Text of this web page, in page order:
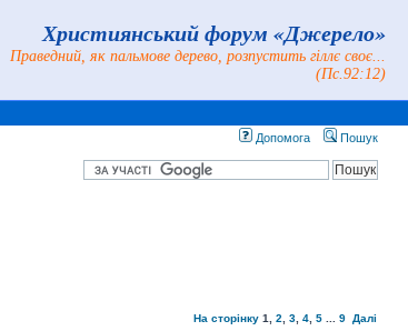
Християнський форум «Джерело»
Праведний, як пальмове дерево, розпустить гіллє своє...
(Пс.92:12)
Допомога Пошук
На сторінку 1 2 3 4 5 9 Далі